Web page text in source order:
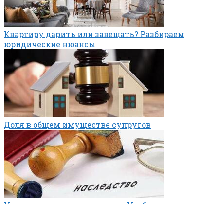
Квартиру дарить или завещать? Разбираем
юридические нюансы
Доля в общем имуществе супругов